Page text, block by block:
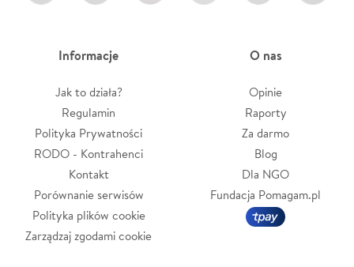
Informacje
Jak to działa?
Regulamin
Polityka Prywatności
RODO - Kontrahenci
Kontakt
Porównanie serwisów
Polityka plików cookie
Zarządzaj zgodami cookie
O nas
Opinie
Raporty
Za darmo
Blog
Dla NGO
Fundacja Pomagam.pl